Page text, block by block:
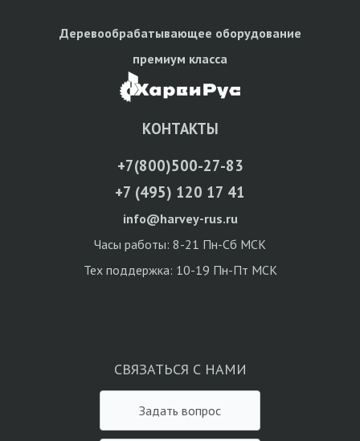
Деревообрабатывающее оборудование
премиум класса
КОНТАКТЫ
+7(800)500-27-83
+7 (495) 120 17 41
info@harvey-rus.ru
Часы работы: 8-21 Пн-Сб МСК
Тех поддержка: 10-19 Пн-Пт МСК
СВЯЗАТЬСЯ С НАМИ
Задать вопрос